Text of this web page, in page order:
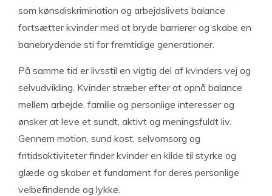
som kønsdiskrimination og arbejdslivets balance
fortsætter kvinder med at bryde barrierer og skabe en
banebrydende sti for fremtidige generationer.
På samme tid er livsstil en vigtig del af kvinders vej og
selvudvikling. Kvinder stræber efter at opnå balance
mellem arbejde, familie og personlige interesser og
ønsker at leve et sundt, aktivt og meningsfuldt liv.
Gennem motion, sund kost, selvomsorg og
fritidsaktiviteter finder kvinder en kilde til styrke og
glæde og skaber et fundament for deres personlige
velbefindende og lykke.